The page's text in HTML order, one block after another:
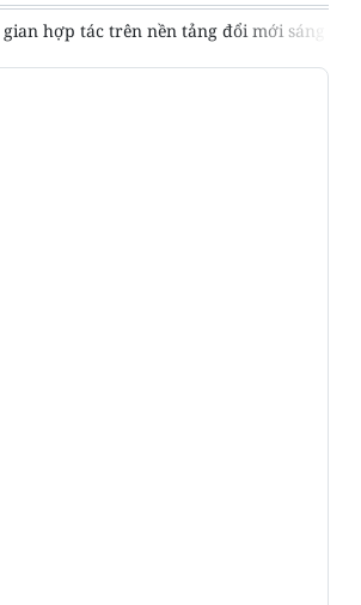
hợp tác trên nền tảng đổi mới sáng